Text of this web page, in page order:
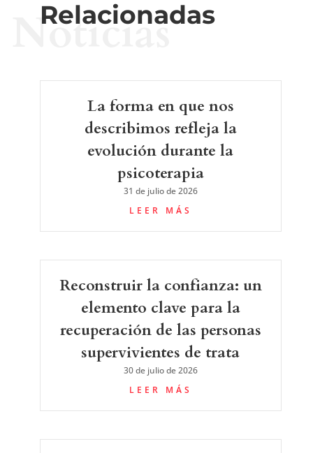
Relacionadas
Noticias
La forma en que nos
describimos refleja la
evolución durante la
psicoterapia
31 de julio de 2026
LEER MÁS
Reconstruir la confianza: un
elemento clave para la
recuperación de las personas
supervivientes de trata
30 de julio de 2026
LEER MÁS